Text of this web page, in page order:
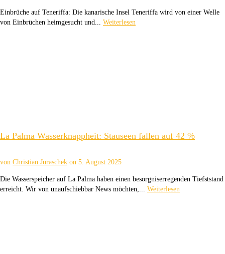
Einbrüche auf Teneriffa: Die kanarische Insel Teneriffa wird von einer Welle
von Einbrüchen heimgesucht und... Weiterlesen
La Palma Wasserknappheit: Stauseen fallen auf 42 %
von Christian Juraschek on 5. August 2025
Die Wasserspeicher auf La Palma haben einen besorgniserregenden Tiefststand
erreicht. Wir von unaufschiebbar News möchten,... Weiterlesen